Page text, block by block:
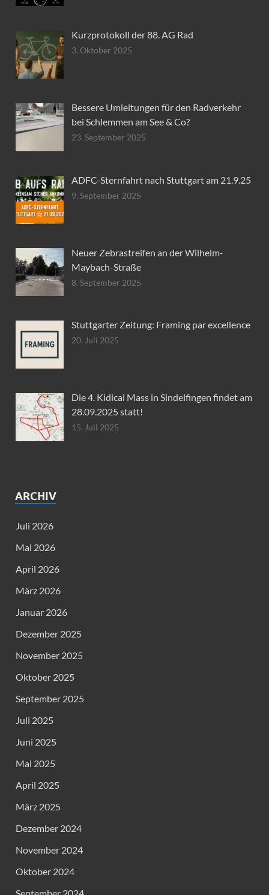
Kurzprotokoll der 88. AG Rad
3. Oktober 2025
Bessere Umleitungen für den Radverkehr
bei Schlemmen am See & Co?
23. September 2025
ADFC-Sternfahrt nach Stuttgart am 21.9.25
9. September 2025
Neuer Zebrastreifen an der Wilhelm-
Maybach-Straße
8. September 2025
Stuttgarter Zeitung: Framing par excellence
20. Juli 2025
Die 4. Kidical Mass in Sindelfingen findet am
28.09.2025 statt!
15. Juli 2025
ARCHIV
Juli 2026
Mai 2026
April 2026
März 2026
Januar 2026
Dezember 2025
November 2025
Oktober 2025
September 2025
Juli 2025
Juni 2025
Mai 2025
April 2025
März 2025
Dezember 2024
November 2024
Oktober 2024